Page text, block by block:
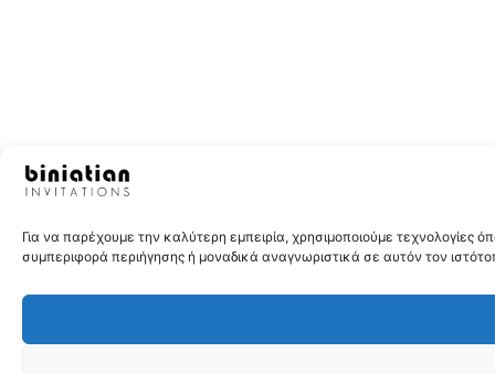
Για να παρέχουμε την καλύτερη εμπειρία, χρησιμοποιούμε
συμπεριφορά περιήγησης ή μοναδικά αναγνωριστικά σε αυτόν τον